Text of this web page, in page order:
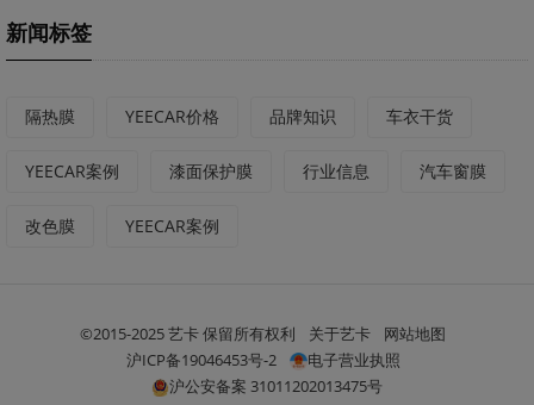
新闻标签
隔热膜 YEECAR价格 品牌知识 车衣干货
YEECAR案例 漆面保护膜 行业信息 汽车窗膜
改色膜 YEECAR案例
©2015-2025 艺卡 保留所有权利 关于艺卡
网站地图
沪ICP备19046453号-2
电子营业执照
沪公安备案 31011202013475号